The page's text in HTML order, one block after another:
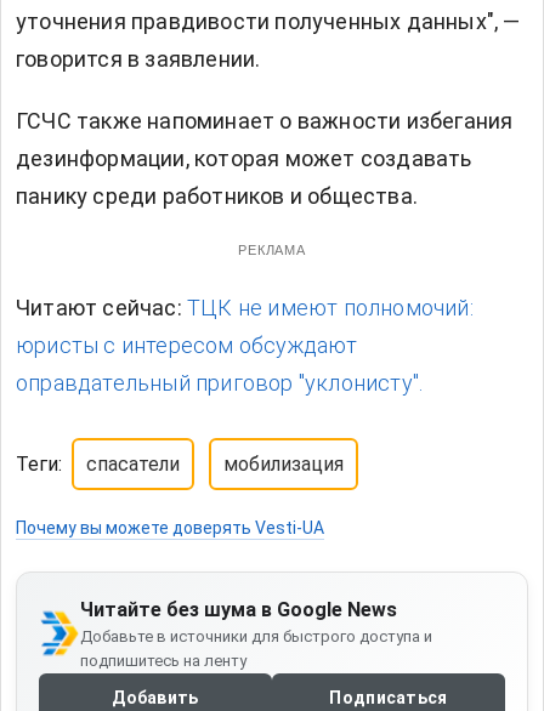
уточнения правдивости полученных данных", —
говорится в заявлении.
ГСЧС также напоминает о важности избегания
дезинформации, которая может создавать
панику среди работников и общества.
РЕКЛАМА
Читают сейчас: ТЦК не имеют полномочий:
юристы с интересом обсуждают
оправдательный приговор "уклонисту".
Теги: спасатели мобилизация
Почему вы можете доверять Vesti-UA
Читайте без шума в Google News
Добавьте в источники для быстрого доступа и
подпишитесь на ленту
Добавить Подписаться